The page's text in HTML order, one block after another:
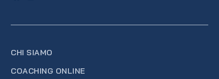
CHI SIAMO
COACHING ONLINE